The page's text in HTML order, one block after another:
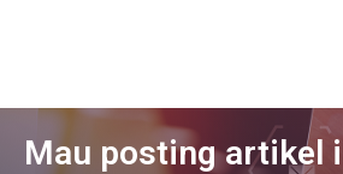
Mau posting artikel